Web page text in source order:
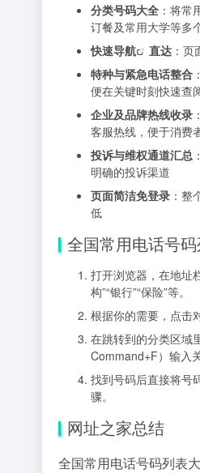
分类号码大全 ：将
订餐及常用大学等多
快速导航 直达 ：
特种与紧急电话整合
便在关键时刻快速查
企业及品牌热线收录
客服热线，便于消费
投诉与维权通道汇总
明确的投诉渠道
页面简洁免登录 ：
低
全国常用电话号
打开浏览器，在地址
构”“银行”“保险”等。
根据你的需要，点击
在跳转到的分类区域
Command+F）输入
找到号码后直接将号
骤。
网址之家总结
全国常用电话号码列表